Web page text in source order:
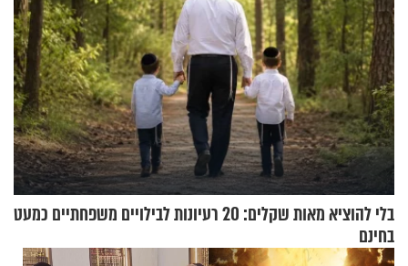
בלי להוציא מאות שקלים: 20 רעיונות לבילויים משפחתיים כמעט
בחינם